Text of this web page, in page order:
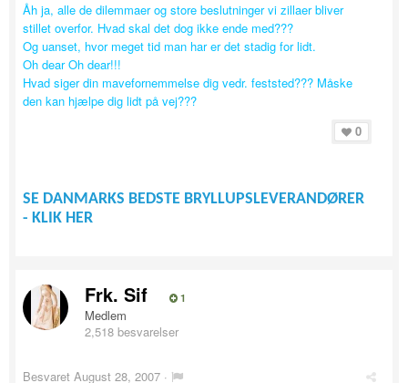
Åh ja, alle de dilemmaer og store beslutninger vi zillaer bliver
stillet overfor. Hvad skal det dog ikke ende med???
Og uanset, hvor meget tid man har er det stadig for lidt.
Oh dear Oh dear!!!
Hvad siger din mavefornemmelse dig vedr. feststed??? Måske
den kan hjælpe dig lidt på vej???
0
SE DANMARKS BEDSTE BRYLLUPSLEVERANDØRER
- KLIK HER
Frk. Sif 1
Medlem
2,518 besvarelser
Besvaret August 28, 2007 ·